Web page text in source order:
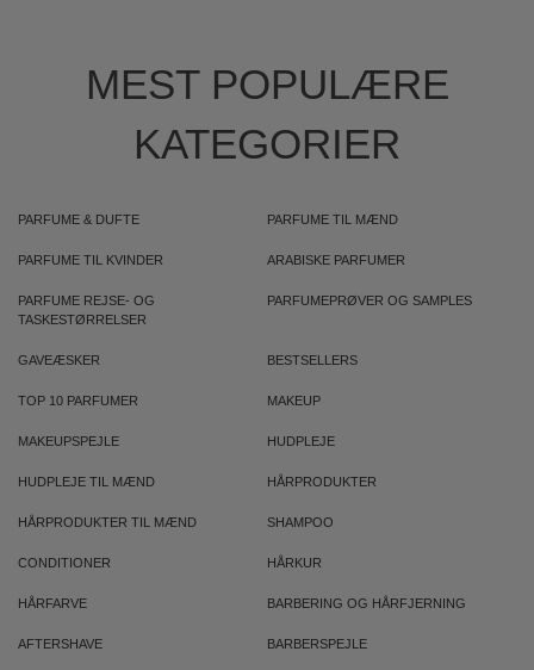
MEST POPULÆRE
KATEGORIER
PARFUME & DUFTE PARFUME TIL MÆND
PARFUME TIL KVINDER ARABISKE PARFUMER
PARFUME REJSE- OG
TASKESTØRRELSER
PARFUMEPRØVER OG SAMPLES
GAVEÆSKER BESTSELLERS
TOP 10 PARFUMER MAKEUP
MAKEUPSPEJLE HUDPLEJE
HUDPLEJE TIL MÆND HÅRPRODUKTER
HÅRPRODUKTER TIL MÆND SHAMPOO
CONDITIONER HÅRKUR
HÅRFARVE BARBERING OG HÅRFJERNING
AFTERSHAVE BARBERSPEJLE